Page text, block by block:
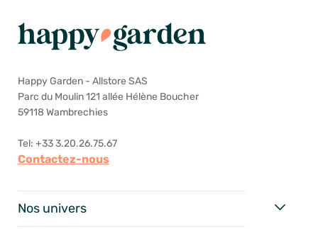
Happy Garden - Allstore SAS
Parc du Moulin 121 allée Hélène Boucher
59118 Wambrechies
Tel: +33 3.20.26.75.67
Contactez-nous
Nos univers